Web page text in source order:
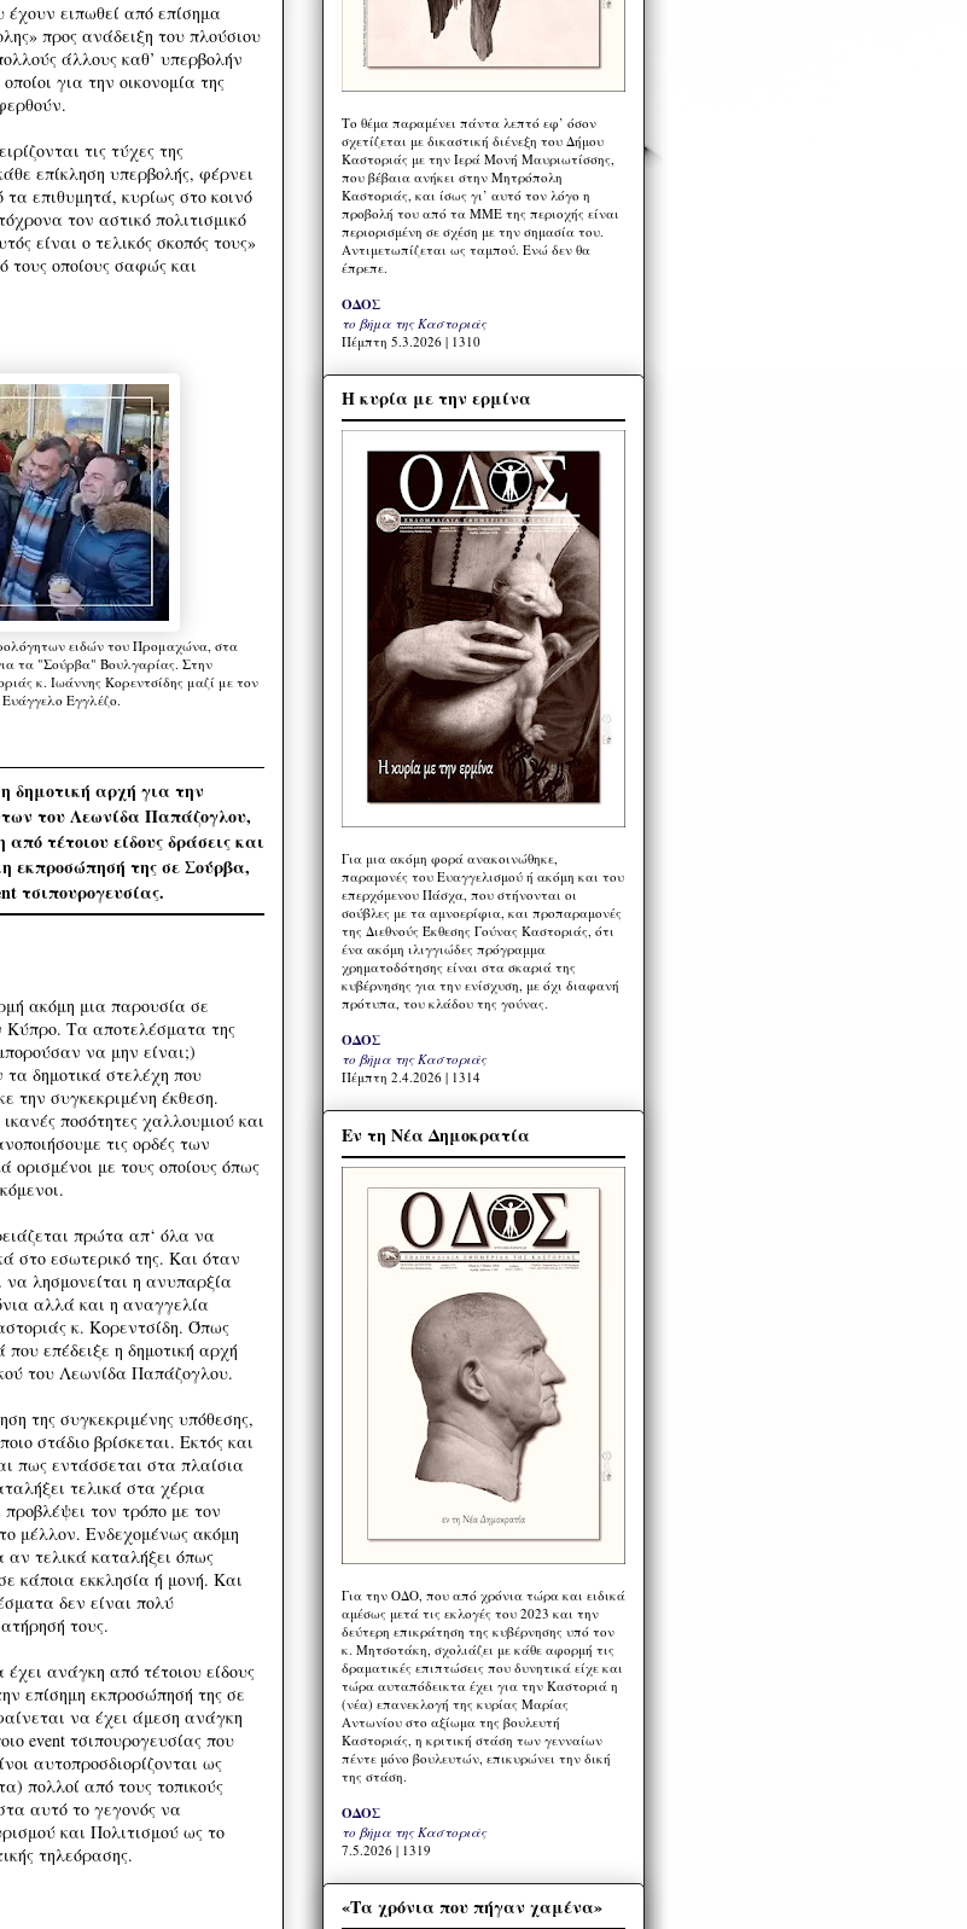
έχουν ειπωθεί από επίσημα
προς ανάδειξη του πλούσιου
άλλους καθ’ υπερβολήν
για την οικονομία της
τις τύχες της
επίκληση υπερβολής, φέρνει
επιθυμητά, κυρίως στο κοινό
τον αστικό πολιτισμικό
είναι ο τελικός σκοπός τους»
τους οποίους σαφώς και
ειδών του Προμαχώνα, στα
τα "Σούρβα" Βουλγαρίας. Στην
κ. Ιωάννης Κορεντσίδης μαζί με τον
Εγγλέζο.
δημοτική αρχή για την
του Λεωνίδα Παπάζογλου,
τέτοιου είδους δράσεις και
εκπροσώπησή της σε Σούρβα,
τσιπουρογευσίας.
ακόμη μια παρουσία σε
Κύπρο. Τα αποτελέσματα της
να μην είναι;)
δημοτικά στελέχη που
την συγκεκριμένη έκθεση.
ποσότητες χαλλουμιού και
τις ορδές των
με τους οποίους όπως
πρώτα απ‘ όλα να
στο εσωτερικό της. Και όταν
να λησμονείται η ανυπαρξία
αλλά και η αναγγελία
κ. Κορεντσίδη. Όπως
επέδειξε η δημοτική αρχή
του Λεωνίδα Παπάζογλου.
της συγκεκριμένης υπόθεσης,
στάδιο βρίσκεται. Εκτός και
πως εντάσσεται στα πλαίσια
τελικά στα χέρια
τον τρόπο με τον
μέλλον. Ενδεχομένως ακόμη
τελικά καταλήξει όπως
κάποια εκκλησία ή μονή. Και
δεν είναι πολύ
τους.
ανάγκη από τέτοιου είδους
επίσημη εκπροσώπησή της σε
να έχει άμεση ανάγκη
event τσιπουρογευσίας που
αυτοπροσδιορίζονται ως
πολλοί από τους τοπικούς
αυτό το γεγονός να
και Πολιτισμού ως το
τηλεόρασης.
Το θέμα παραμένει πάντα λεπτό εφ’ όσον
σχετίζεται με δικαστική διένεξη του Δήμου
Καστοριάς με την Ιερά Μονή Μαυριωτίσσης,
που βέβαια ανήκει στην Μητρόπολη
Καστοριάς, και ίσως γι’ αυτό τον λόγο η
προβολή του από τα ΜΜΕ της περιοχής είναι
περιορισμένη σε σχέση με την σημασία του.
Αντιμετωπίζεται ως ταμπού. Ενώ δεν θα
έπρεπε.
ΟΔΟΣ
το βήμα της Καστοριάς
Πέμπτη 5.3.2026 | 1310
Η κυρία με την ερμίνα
Για μια ακόμη φορά ανακοινώθηκε,
παραμονές του Ευαγγελισμού ή ακόμη και του
επερχόμενου Πάσχα, που στήνονται οι
σούβλες με τα αμνοερίφια, και προπαραμονές
της Διεθνούς Έκθεσης Γούνας Καστοριάς, ότι
ένα ακόμη ιλιγγιώδες πρόγραμμα
χρηματοδότησης είναι στα σκαριά της
κυβέρνησης για την ενίσχυση, με όχι διαφανή
πρότυπα, του κλάδου της γούνας.
ΟΔΟΣ
το βήμα της Καστοριάς
Πέμπτη 2.4.2026 | 1314
Εν τη Νέα Δημοκρατία
Για την ΟΔΟ, που από χρόνια τώρα και ειδικά
αμέσως μετά τις εκλογές του 2023 και την
δεύτερη επικράτηση της κυβέρνησης υπό τον
κ. Μητσοτάκη, σχολιάζει με κάθε αφορμή τις
δραματικές επιπτώσεις που δυνητικά είχε και
τώρα αυταπόδεικτα έχει για την Καστοριά η
(νέα) επανεκλογή της κυρίας Μαρίας
Αντωνίου στο αξίωμα της βουλευτή
Καστοριάς, η κριτική στάση των γενναίων
πέντε μόνο βουλευτών, επικυρώνει την δική
της στάση.
ΟΔΟΣ
το βήμα της Καστοριάς
7.5.2026 | 1319
«Τα χρόνια που πήγαν χαμένα»